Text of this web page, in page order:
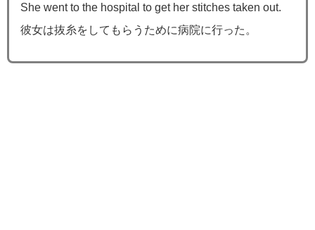
She went to the hospital to get her stitches taken out.
彼女は抜糸をしてもらうために病院に行った。